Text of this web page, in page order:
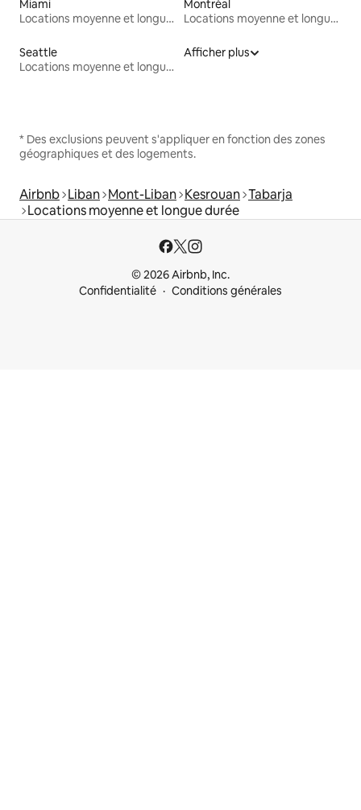
Miami
Locations moyenne et longue durée
Montréal
Locations moyenne et longue durée
Seattle
Locations moyenne et longue durée
Afficher plus
* Des exclusions peuvent s'appliquer en fonction des zones
géographiques et des logements.
Airbnb Liban Mont-Liban Kesrouan Tabarja
Locations moyenne et longue durée
© 2026 Airbnb, Inc.
Confidentialité
Conditions générales